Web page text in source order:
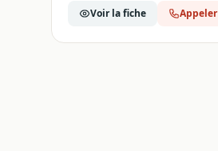
Voir la fiche Appeler